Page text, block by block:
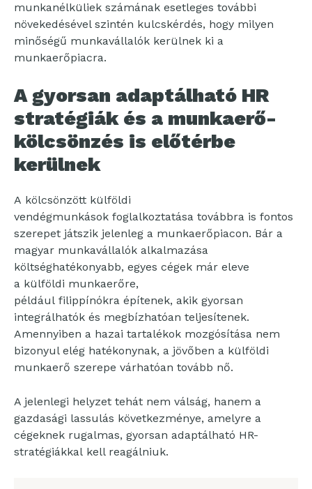
munkanélküliek számának esetleges további
növekedésével szintén kulcskérdés, hogy milyen
minőségű munkavállalók kerülnek ki a
munkaerőpiacra.
A gyorsan adaptálható HR
stratégiák és a munkaerő-
kölcsönzés is előtérbe
kerülnek
A kölcsönzött külföldi
vendégmunkások foglalkoztatása továbbra is fontos
szerepet játszik jelenleg a munkaerőpiacon. Bár a
magyar munkavállalók alkalmazása
költséghatékonyabb, egyes cégek már eleve
a külföldi munkaerőre,
például filippínókra építenek, akik gyorsan
integrálhatók és megbízhatóan teljesítenek.
Amennyiben a hazai tartalékok mozgósítása nem
bizonyul elég hatékonynak, a jövőben a külföldi
munkaerő szerepe várhatóan tovább nő.
A jelenlegi helyzet tehát nem válság, hanem a
gazdasági lassulás következménye, amelyre a
cégeknek rugalmas, gyorsan adaptálható HR-
stratégiákkal kell reagálniuk.